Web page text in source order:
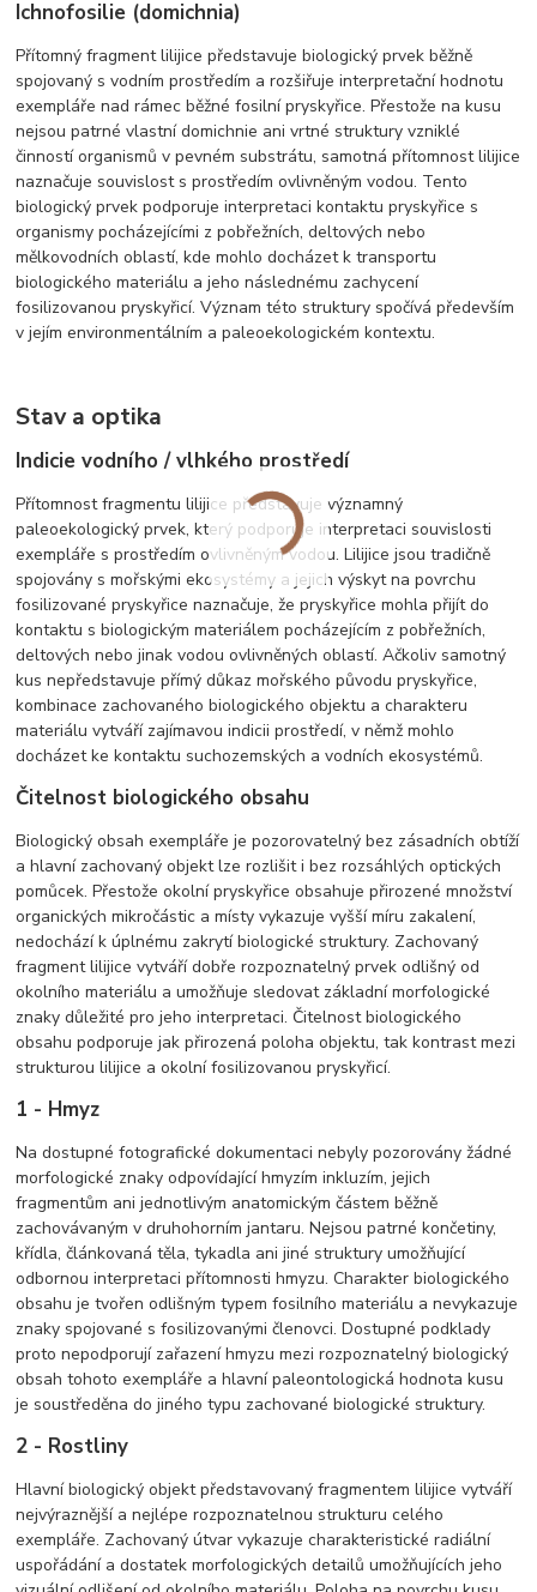
Ichnofosilie (domichnia)
Přítomný fragment lilijice představuje biologický prvek běžně
spojovaný s vodním prostředím a rozšiřuje interpretační hodnotu
exempláře nad rámec běžné fosilní pryskyřice. Přestože na kusu
nejsou patrné vlastní domichnie ani vrtné struktury vzniklé
činností organismů v pevném substrátu, samotná přítomnost lilijice
naznačuje souvislost s prostředím ovlivněným vodou. Tento
biologický prvek podporuje interpretaci kontaktu pryskyřice s
organismy pocházejícími z pobřežních, deltových nebo
mělkovodních oblastí, kde mohlo docházet k transportu
biologického materiálu a jeho následnému zachycení
fosilizovanou pryskyřicí. Význam této struktury spočívá především
v jejím environmentálním a paleoekologickém kontextu.
Stav a optika
Indicie vodního / vlhkého prostředí
Přítomnost fragmentu lilijice představuje významný
paleoekologický prvek, který podporuje interpretaci souvislosti
exempláře s prostředím ovlivněným vodou. Lilijice jsou tradičně
spojovány s mořskými ekosystémy a jejich výskyt na povrchu
fosilizované pryskyřice naznačuje, že pryskyřice mohla přijít do
kontaktu s biologickým materiálem pocházejícím z pobřežních,
deltových nebo jinak vodou ovlivněných oblastí. Ačkoliv samotný
kus nepředstavuje přímý důkaz mořského původu pryskyřice,
kombinace zachovaného biologického objektu a charakteru
materiálu vytváří zajímavou indicii prostředí, v němž mohlo
docházet ke kontaktu suchozemských a vodních ekosystémů.
Čitelnost biologického obsahu
Biologický obsah exempláře je pozorovatelný bez zásadních obtíží
a hlavní zachovaný objekt lze rozlišit i bez rozsáhlých optických
pomůcek. Přestože okolní pryskyřice obsahuje přirozené množství
organických mikročástic a místy vykazuje vyšší míru zakalení,
nedochází k úplnému zakrytí biologické struktury. Zachovaný
fragment lilijice vytváří dobře rozpoznatelný prvek odlišný od
okolního materiálu a umožňuje sledovat základní morfologické
znaky důležité pro jeho interpretaci. Čitelnost biologického
obsahu podporuje jak přirozená poloha objektu, tak kontrast mezi
strukturou lilijice a okolní fosilizovanou pryskyřicí.
1 - Hmyz
Na dostupné fotografické dokumentaci nebyly pozorovány žádné
morfologické znaky odpovídající hmyzím inkluzím, jejich
fragmentům ani jednotlivým anatomickým částem běžně
zachovávaným v druhohorním jantaru. Nejsou patrné končetiny,
křídla, článkovaná těla, tykadla ani jiné struktury umožňující
odbornou interpretaci přítomnosti hmyzu. Charakter biologického
obsahu je tvořen odlišným typem fosilního materiálu a nevykazuje
znaky spojované s fosilizovanými členovci. Dostupné podklady
proto nepodporují zařazení hmyzu mezi rozpoznatelný biologický
obsah tohoto exempláře a hlavní paleontologická hodnota kusu
je soustředěna do jiného typu zachované biologické struktury.
2 - Rostliny
Hlavní biologický objekt představovaný fragmentem lilijice vytváří
nejvýraznější a nejlépe rozpoznatelnou strukturu celého
exempláře. Zachovaný útvar vykazuje charakteristické radiální
uspořádání a dostatek morfologických detailů umožňujících jeho